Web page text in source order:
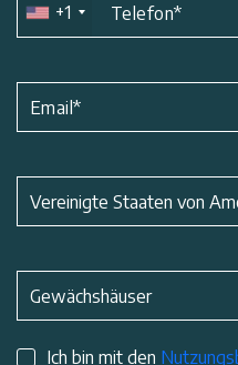
+1 Telefon*
Email*
Vereinigte Staaten von
Gewächshäuser
Ich bin mit den